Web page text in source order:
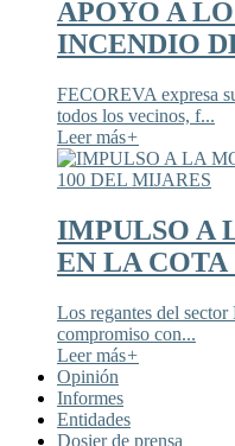
APOYO A
INCENDIO
FECOREVA expresa
todos los vecinos, f...
Leer más+
IMPULSO A
EN LA COTA
Los regantes del
compromiso con...
Leer más+
Opinión
Informes
Entidades
Dosier de prensa